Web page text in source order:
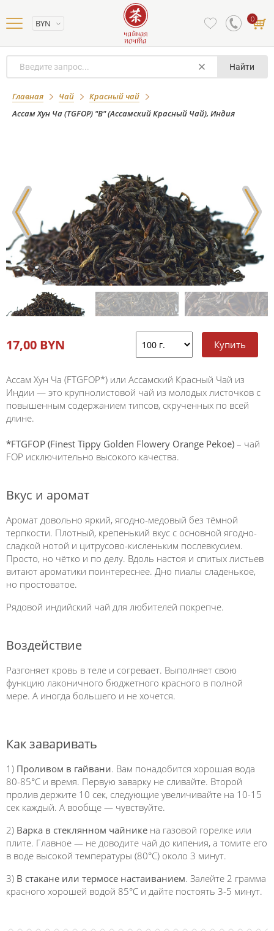
BYN 0
Найти
Главная Чай
Красный чай
Ассам Хун Ча (TGFOP) "В" (Ассамский Красный Чай), Индия
Ассам Хун Ча (TGFOP) "В" (Ассамский
Красный Чай), Индия
17,00 BYN
Ассам Хун Ча (FTGFOP*) или Ассамский Красный Чай из
Индии — это крупнолистовой чай из молодых листочков с
повышенным содержанием типсов, скрученных по всей
длине.
*FTGFOP (Finest Tippy Golden Flowery Orange Pekoe) – чай
FOP исключительно высокого качества.
Вкус и аромат
Аромат довольно яркий, ягодно-медовый без тёмной
терпкости. Плотный, крепенький вкус с основной ягодно-
сладкой нотой и цитрусово-кисленьким послевкусием.
Просто, но чётко и по делу. Вдоль настоя и спитых листьев
витают ароматики поинтереснее. Дно пиалы сладенькое,
но простоватое.
Рядовой индийский чай для любителей покрепче.
Воздействие
Разгоняет кровь в теле и согревает. Выполняет свою
функцию лаконичного бюджетного красного в полной
мере. А иногда большего и не хочется.
Как заваривать
1) Проливом в гайвани. Вам понадобится хорошая вода
80-85°C и время. Первую заварку не сливайте. Второй
пролив держите 10 сек, следующие увеличивайте на 10-15
сек каждый. А вообще — чувствуйте.
2) Варка в стеклянном чайнике на газовой горелке или
плите. Главное — не доводите чай до кипения, а томите его
в воде высокой температуры (80°C) около 3 минут.
3) В стакане или термосе настаиванием. Залейте 2 грамма
красного хорошей водой 85°C и дайте постоять 3-5 минут.